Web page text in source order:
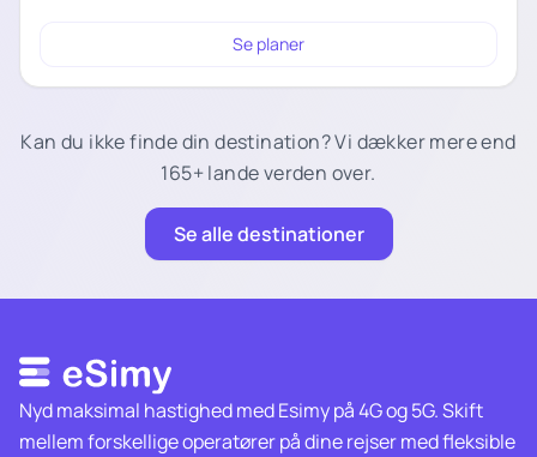
Se planer
Kan du ikke finde din destination? Vi dækker mere end
165+ lande verden over.
Se alle destinationer
Nyd maksimal hastighed med Esimy på 4G og 5G. Skift
mellem forskellige operatører på dine rejser med fleksible